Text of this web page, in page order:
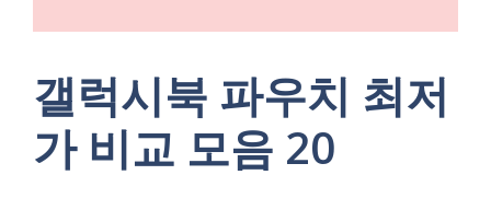
갤럭시북 파우치 최저
가 비교 모음 20